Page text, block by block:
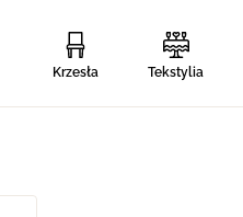
Krzesła Tekstylia